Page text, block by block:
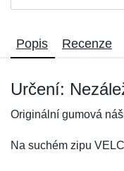
Popis Recenze
Určení:
Originální gumová
Na suchém zipu